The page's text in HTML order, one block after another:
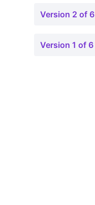
Version 2 of 6
Version 1 of 6